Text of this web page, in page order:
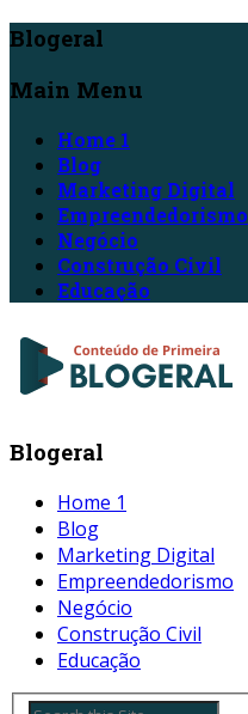
Blogeral
Main Menu
Home 1
Blog
Marketing Digital
Empreendedorismo
Negócio
Construção Civil
Educação
Blogeral
Home 1
Blog
Marketing Digital
Empreendedorismo
Negócio
Construção Civil
Educação